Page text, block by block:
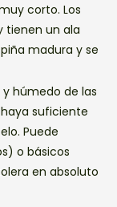
corto. Los
tienen un ala
madura y se
húmedo de las
suficiente
Puede
o básicos
en absoluto